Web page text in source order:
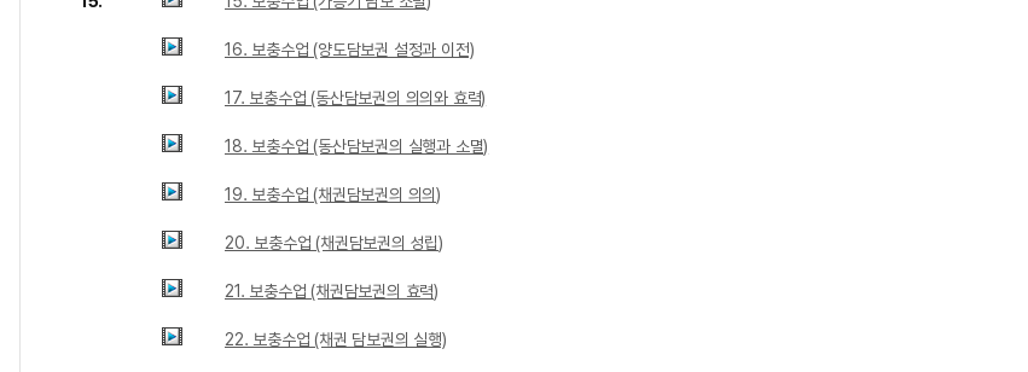
16. 보충수업 (양도담보권 설정과 이전)
17. 보충수업 (동산담보권의 의의와 효력)
18. 보충수업 (동산담보권의 실행과 소멸)
19. 보충수업 (채권담보권의 의의)
20. 보충수업 (채권담보권의 성립)
21. 보충수업 (채권담보권의 효력)
22. 보충수업 (채권 담보권의 실행)